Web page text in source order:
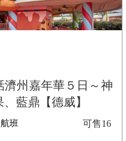
濟州嘉年華５日～神
藍鼎【德威】
航班 可售16